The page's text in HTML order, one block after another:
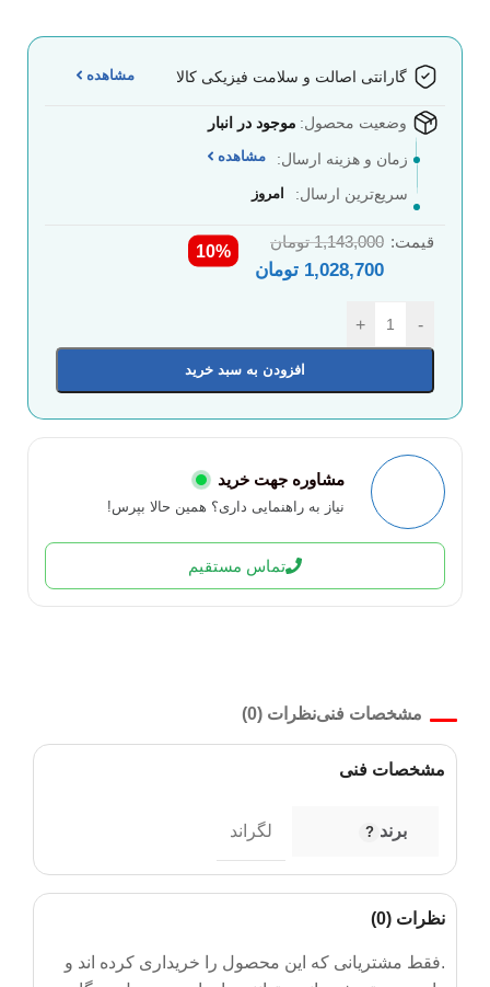
گارانتی اصالت و سلامت فیزیکی کالا مشاهده
وضعیت محصول: موجود در انبار
زمان و هزینه ارسال: مشاهده
سریع‌ترین ارسال: امروز
قیمت: 1,143,000 تومان
1,028,700 تومان
10%
-
+
افزودن به سبد خرید
مشاوره جهت خرید
نیاز به راهنمایی داری؟ همین حالا بپرس!
تماس مستقیم
مشخصات فنینظرات (0)
مشخصات فنی
برند لگراند
نظرات (0)
.فقط مشتریانی که این محصول را خریداری کرده اند و